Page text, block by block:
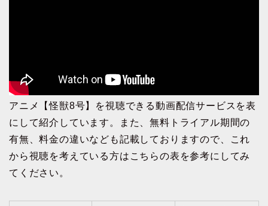
アニメ【怪獣8号】を視聴できる動画配信サービスを表
にして紹介しています。また、無料トライアル期間の
有無、料金の違いなども記載しておりますので、これ
から視聴を考えている方はこちらの表を参考にしてみ
てください。